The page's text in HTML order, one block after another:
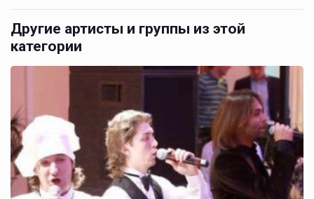
Другие артисты и группы из этой
категории